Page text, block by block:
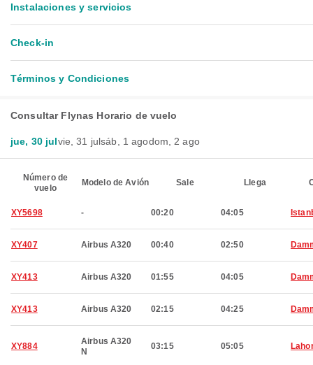
Instalaciones y servicios
Check-in
Términos y Condiciones
Consultar Flynas Horario de vuelo
jue, 30 julvie, 31 julsáb, 1 agodom, 2 ago
Número de
vuelo
Modelo de Avión Sale Llega
XY5698 - 00:20 04:05
XY407 Airbus A320 00:40 02:50
XY413 Airbus A320 01:55 04:05
XY413 Airbus A320 02:15 04:25
XY884
Airbus A320
N
03:15 05:05